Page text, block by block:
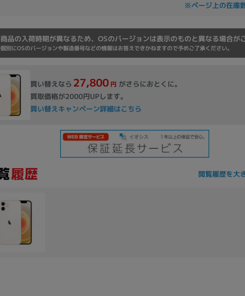
※ページ上の在庫
商品の入荷時期が異なるため、OSのバージョンは表示のものと異なる場合が
個別にOSのバージョンや製造番号などの情報はお答えできかねますので予めご了承ください。
買い替えなら 27,800 円 がさらにおとくに。
買取価格が2000円UPします。
買い替えキャンペーン詳細はこちら
閲覧履歴を大
年